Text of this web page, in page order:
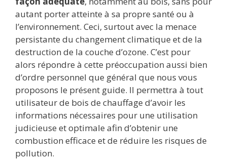
o
k
n p
p
autant porter atteinte à sa propre santé ou à
l’environnement. Ceci, surtout avec la menace
persistante du changement climatique et de la
destruction de la couche d’ozone. C’est pour
alors répondre à cette préoccupation aussi bien
d’ordre personnel que général que nous vous
proposons le présent guide. Il permettra à tout
utilisateur de bois de chauffage d’avoir les
informations nécessaires pour une utilisation
judicieuse et optimale afin d’obtenir une
combustion efficace et de réduire les risques de
pollution.